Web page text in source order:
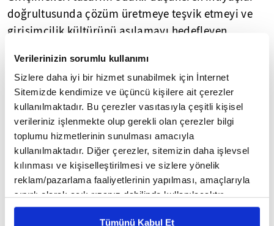
Verilerinizin sorumlu kullanımı
Sizlere daha iyi bir hizmet sunabilmek için İnternet
Sitemizde kendimize ve üçüncü kişilere ait çerezler
kullanılmaktadır. Bu çerezler vasıtasıyla çeşitli kişisel
verileriniz işlenmekte olup gerekli olan çerezler bilgi
toplumu hizmetlerinin sunulması amacıyla
kullanılmaktadır. Diğer çerezler, sitemizin daha işlevsel
kılınması ve kişiselleştirilmesi ve sizlere yönelik
reklam/pazarlama faaliyetlerinin yapılması, amaçlarıyla
sınırlı olarak açık rızanız dahilinde kullanılacaktır.
Çerezlere ilişkin tercihlerinizi çerez paneli vasıtasıyla
belirleyebilirsiniz. Çerezlere ilişkin detaylı bilgi için
Tümünü Kabul Et
doğrultusunda çözüm üretmeye teşvik etmeyi ve
girişimcilik kültürünü aşılamayı hedefleyen
üyeleri ve misafirler dâhil 80 kişi katıldı.
YUTTO Müdürü Doç. Dr. Serkan Topaloğlu, Prof. Dr.
Sinan Alçın, Sibel Soyak Eşder, Merthan Öztürk,
Serdar Gökpınar'ın jüri üyeliğini yaptığı
İdeathon'da, ilk olarak mentorler Merthan Öztürk,
Doğan Taşkent, Emin Okutan, Prof. Dr. Ata Akın, Dr.
Öğr. Üyesi İlker Köse ve Hasan Ürey sağlık
teknolojileri ve tasarım odaklı düşünme ile ilgili